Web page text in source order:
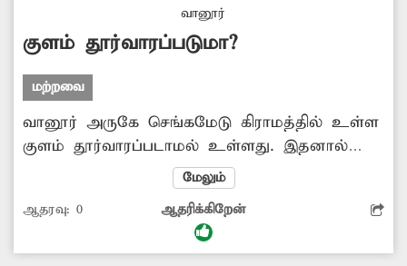
வானூர்
குளம் தூர்வாரப்படுமா?
மற்றவை
வானூர் அருகே செங்கமேடு கிராமத்தில் உள்ள
குளம் தூர்வாரப்படாமல் உள்ளது. இதனால்
குளத்தில் போதுமான அளவு தண்ணீர் சேமித்து
வைக்க முடியாத நிலை உள்ளதால், நிலத்தடி
நீர்மட்டம் குறையும் நிலை உள்ளது. மேலும்
இதன் காரணமாக அப்பகுதியில் குடிநீர்
மேலும்
ஆதரவு: 0 ஆதரிக்கிறேன்